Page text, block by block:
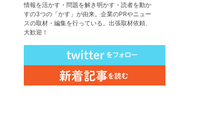
情報を活かす・問題を解き明かす・読者を動か
すの3つの「かす」が由来。企業のPRやニュー
スの取材・編集を行っている。出張取材依頼、
大歓迎！